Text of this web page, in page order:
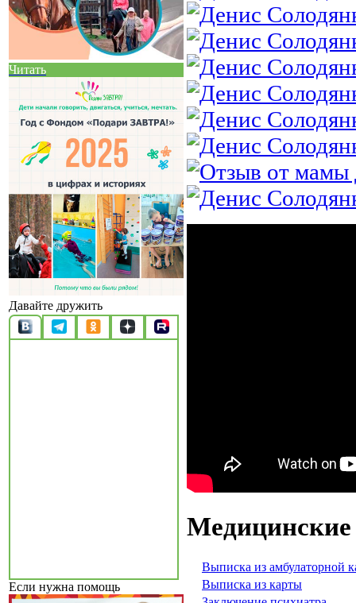
Читать
Давайте дружить
Если нужна помощь
Выписка из амбулаторной
Выписка из карты